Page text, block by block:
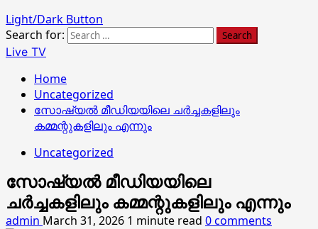
Light/Dark Button
Search for:
Live TV
Home
Uncategorized
സോഷ്യൽ മീഡിയയിലെ ചർച്ചകളിലും
കമ്മന്റുകളിലും എന്നും
Uncategorized
സോഷ്യൽ മീഡിയയിലെ
ചർച്ചകളിലും കമ്മന്റുകളിലും എന്നും
admin March 31, 2026 1 minute read 0 comments